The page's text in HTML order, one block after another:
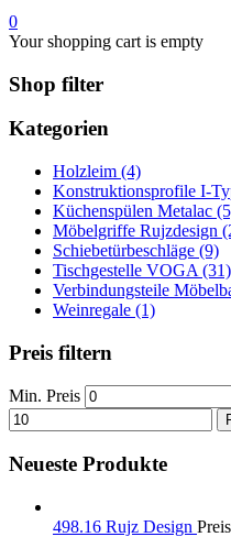
0
Your shopping cart is empty
Shop filter
Kategorien
Holzleim (4)
Konstruktionsprofile I-
Küchenspülen Metalac
Möbelgriffe Rujzdesign
Schiebetürbeschläge (9)
Tischgestelle VOGA (31)
Verbindungsteile
Weinregale (1)
Preis filtern
Min. Preis
Neueste Produkte
498.16 Rujz Design